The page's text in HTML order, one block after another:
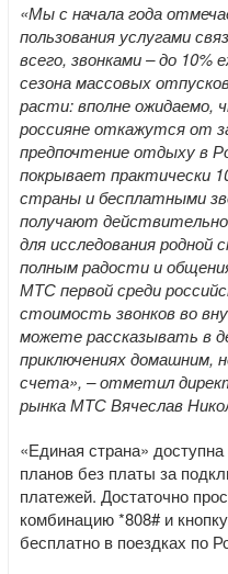
«Мы с начала года
пользования услугами
всего, звонками – до
сезона массовых
расти: вполне ожидаемо,
россияне откажутся от
предпочтение отдыху в
покрывает практически
страны и бесплатными
получают
для исследования
полным радости и
МТС первой среди
стоимость звонков во
можете рассказывать в
приключениях домашним,
счета», – отметил
рынка МТС Вячеслав
«Единая страна»
планов без платы за
платежей. Достаточно
комбинацию *808# и
бесплатно в поездках по